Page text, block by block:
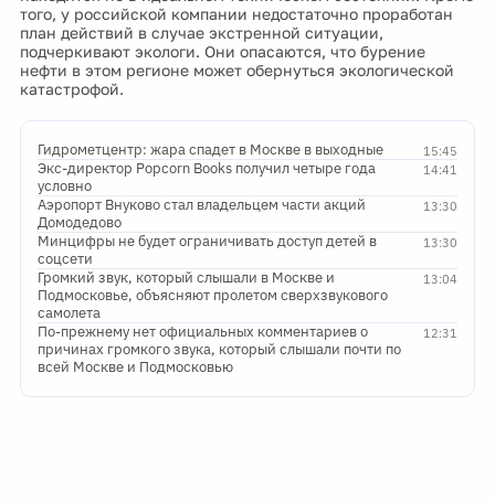
того, у российской компании недостаточно проработан
план действий в случае экстренной ситуации,
подчеркивают экологи. Они опасаются, что бурение
нефти в этом регионе может обернуться экологической
катастрофой.
15:45
Гидрометцентр: жара спадет в Москве в выходные
14:41
Экс-директор Popcorn Books получил четыре года
условно
13:30
Аэропорт Внуково стал владельцем части акций
Домодедово
13:30
Минцифры не будет ограничивать доступ детей в
соцсети
13:04
Громкий звук, который слышали в Москве и
Подмосковье, объясняют пролетом сверхзвукового
самолета
12:31
По-прежнему нет официальных комментариев о
причинах громкого звука, который слышали почти по
всей Москве и Подмосковью